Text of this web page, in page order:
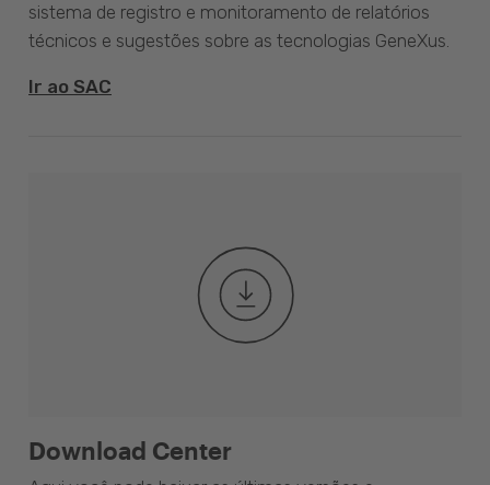
sistema de registro e monitoramento de relatórios
técnicos e sugestões sobre as tecnologias GeneXus.
Ir ao SAC
Download Center